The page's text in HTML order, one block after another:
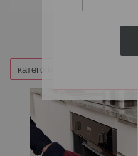
категории